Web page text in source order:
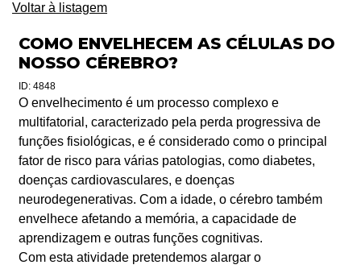
Voltar à listagem
COMO ENVELHECEM AS CÉLULAS DO
NOSSO CÉREBRO?
ID: 4848
O envelhecimento é um processo complexo e
multifatorial, caracterizado pela perda progressiva de
funções fisiológicas, e é considerado como o principal
fator de risco para várias patologias, como diabetes,
doenças cardiovasculares, e doenças
neurodegenerativas. Com a idade, o cérebro também
envelhece afetando a memória, a capacidade de
aprendizagem e outras funções cognitivas.
Com esta atividade pretendemos alargar o